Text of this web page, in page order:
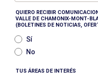
QUIERO RECIBIR
VALLE DE CHAMONIX-MONT-
(BOLETINES DE NOTICIAS,
Sí
No
TUS ÁREAS DE INTERÉS